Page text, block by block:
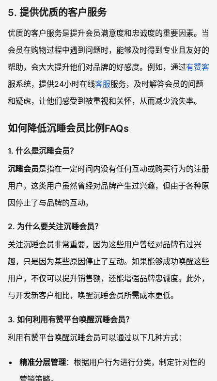
5. 提供优质的客户服务
优质的客户服务是提升会员满意度和忠诚度的重要因素。当
会员在购物过程中遇到问题时，能够及时得到专业且友好的
帮助，会大大提升他们对品牌的好感度。例如，通过有赞客
服系统，提供24小时在线客服服务，及时解答会员的问题
和疑虑，让他们感受到被重视和关怀，从而减少流失率。
如何降低沉睡会员比例FAQs
1. 什么是沉睡会员？
沉睡会员是指在一定时间内没有任何互动或购买行为的注册
用户。这类用户虽然曾经对品牌产生过兴趣，但由于各种原
因停止了与品牌的互动。
2. 为什么要关注沉睡会员？
关注沉睡会员非常重要，因为这些用户曾经对品牌有过兴
趣，只是因为某些原因停止了互动。如果能够成功唤醒这些
用户，不仅可以提升销售额，还能增强品牌忠诚度。此外，
与开发新客户相比，唤醒沉睡会员所需成本更低。
3. 如何利用有赞平台唤醒沉睡会员？
利用有赞平台唤醒沉睡会员可以通过以下几种方式：
精准分层管理：根据用户行为进行分类，制定针对性的
营销策略。